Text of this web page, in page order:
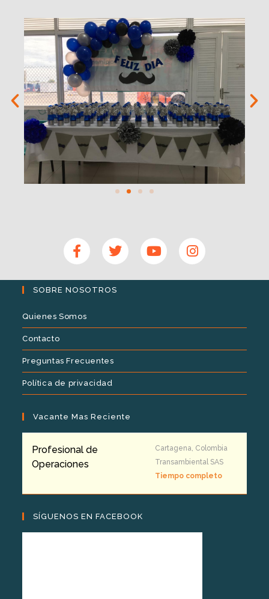
SOBRE NOSOTROS
Quienes Somos
Contacto
Preguntas Frecuentes
Política de privacidad
Vacante Mas Reciente
Profesional de
Operaciones
Cartagena, Colombia
Transambiental SAS
Tiempo completo
SÍGUENOS EN FACEBOOK